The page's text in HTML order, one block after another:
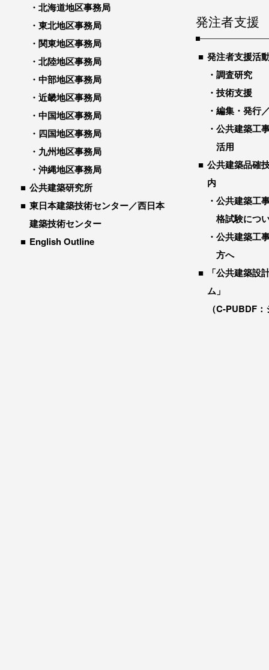
北海道地区事務局
東北地区事務局
関東地区事務局
北陸地区事務局
中部地区事務局
近畿地区事務局
中国地区事務局
四国地区事務局
九州地区事務局
沖縄地区事務局
公共建築研究所
東日本建築技術センター／西日本
建築技術センター
English Outline
発注者支援
発注者支援活
調査研究
技術支援
編集・発行
公共建築工
活用
公共建築品確
内
公共建築工
格試験につ
公共建築工
方へ
「公共建築設
ム」
（C-PUBDF